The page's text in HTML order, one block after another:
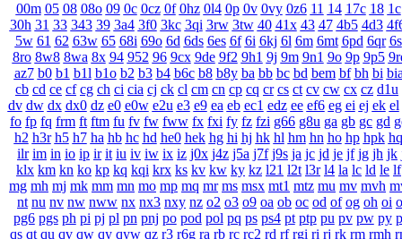
00m 05 08 08o 09 0c 0cz 0f 0hz 0l4 0p 0v 0vy 0z6 11 14 17c 18 1c
30h 31 33 343 39 3a4 3f0 3kc 3qi 3rw 3tw 40 41x 43 47 4b5 4d3
5w 61 62 63w 65 68i 69o 6d 6ds 6es 6f 6i 6kj 6l 6m 6mt 6pd 6qr 6s
8ro 8w8 8wa 8x 94 952 96 9cx 9de 9f2 9h1 9j 9m 9n1 9o 9p 9p5
az7 b0 b1 b1l b1o b2 b3 b4 b6c b8 b8y ba bb bc bd bem bf bh bi
cb cd ce cf cg ch ci cia cj ck cl cm cn cp cq cr cs ct cv cw cx cz d1u
dv dw dx dx0 dz e0 e0w e2u e3 e9 ea eb ec1 edz ee ef6 eg ei ej ek el
fo fp fq frm ft ftm fu fv fw fww fx fxi fy fz fzi g66 g8u ga gb gc gd
h2 h3r h5 h7 ha hb hc hd he0 hek hg hi hj hk hl hm hn ho hp hpk hq
ilr im in io ip ir it iu iv iw ix iz j0x j4z j5a j7f j9s ja jc jd je jf jg jh jk
klx km kn ko kp kq kqi krx ks kv kw ky kz l21 l2t l3r l4 la lc ld le lf
mg mh mj mk mm mn mo mp mq mr ms msx mt1 mtz mu mv mvh
nt nu nv nw nww nx nx3 nxy nz o2 o3 o9 oa ob oc od of og oh oi
pg6 pgs ph pi pj pl pn pnj po pod pol pq ps ps4 pt ptp pu pv pw py
qs qt qu qv qw qy qyw qz r3 r6g ra rb rc rc2 rd rf rgi ri rj rk rm rmh